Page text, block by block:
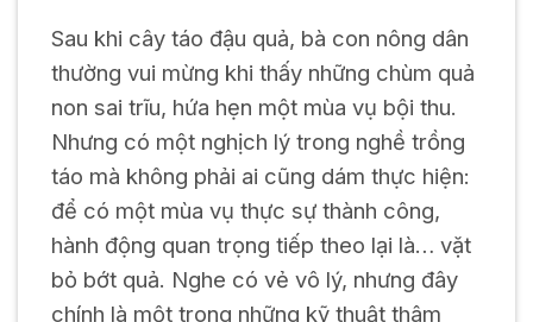
Sau khi cây táo đậu quả, bà con nông dân
thường vui mừng khi thấy những chùm quả
non sai trĩu, hứa hẹn một mùa vụ bội thu.
Nhưng có một nghịch lý trong nghề trồng
táo mà không phải ai cũng dám thực hiện:
để có một mùa vụ thực sự thành công,
hành động quan trọng tiếp theo lại là… vặt
bỏ bớt quả. Nghe có vẻ vô lý, nhưng đây
chính là một trong những kỹ thuật thâm